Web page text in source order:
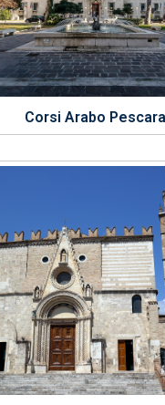
Corsi Arabo Pescara